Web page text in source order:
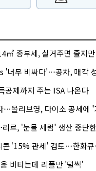
종부세, 실거주면 줄지만 안
'너무 비싸다'…공차, 매각
공제까지 주는 ISA 나온다
리브영, 다이소 공세에 '가성
리르, '눈물 세럼' 생산 중단
'15% 관세' 검토…한화큐셀·OCI
버티는데 리플만 '털썩'